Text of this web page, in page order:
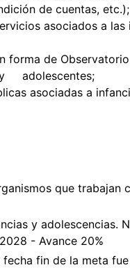
de cuentas, etc.);
asociados a las
forma de
y adolescentes;
asociadas a
que trabajan
y adolescencias.
- Avance 20%
fin de la meta